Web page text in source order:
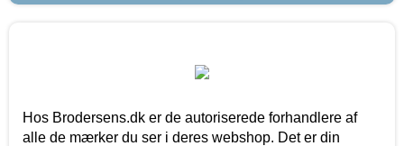
Hos Brodersens.dk er de autoriserede forhandlere af
alle de mærker du ser i deres webshop. Det er din